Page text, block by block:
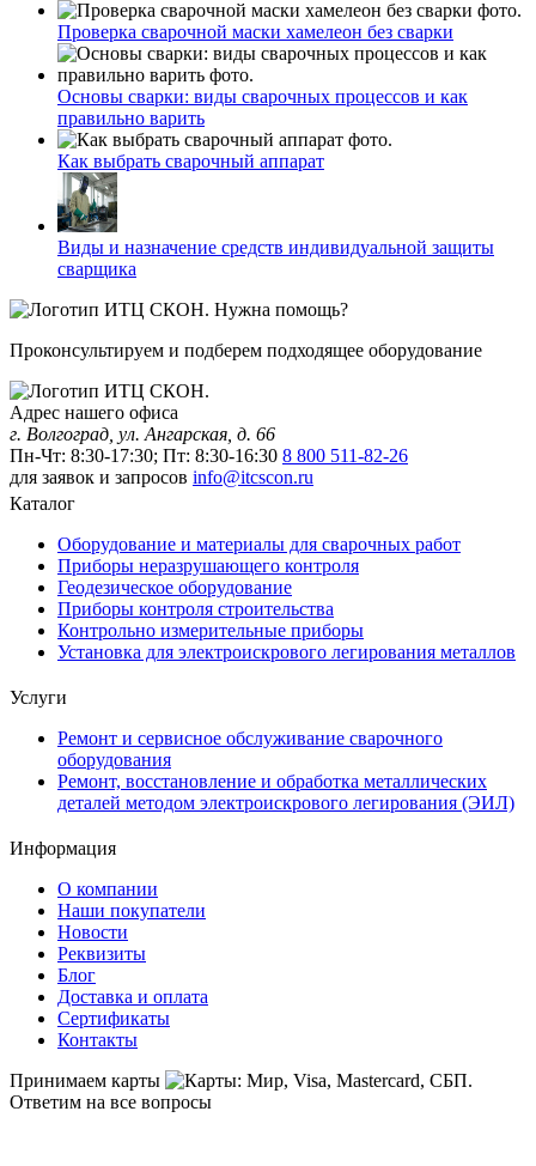
Проверка сварочной маски хамелеон без сварки
Основы сварки: виды сварочных процессов и как
правильно варить
Как выбрать сварочный аппарат
Виды и назначение средств индивидуальной защиты
сварщика
Нужна помощь?
Проконсультируем и подберем подходящее оборудование
Адрес нашего офиса
г. Волгоград, ул. Ангарская, д. 66
Пн-Чт: 8:30-17:30; Пт: 8:30-16:30 8 800 511-82-26
для заявок и запросов info@itcscon.ru
Каталог
Оборудование и материалы для сварочных работ
Приборы неразрушающего контроля
Геодезическое оборудование
Приборы контроля строительства
Контрольно измерительные приборы
Установка для электроискрового легирования металлов
Услуги
Ремонт и сервисное обслуживание сварочного
оборудования
Ремонт, восстановление и обработка металлических
деталей методом электроискрового легирования (ЭИЛ)
Информация
О компании
Наши покупатели
Новости
Реквизиты
Блог
Доставка и оплата
Сертификаты
Контакты
Принимаем карты
Ответим на все вопросы